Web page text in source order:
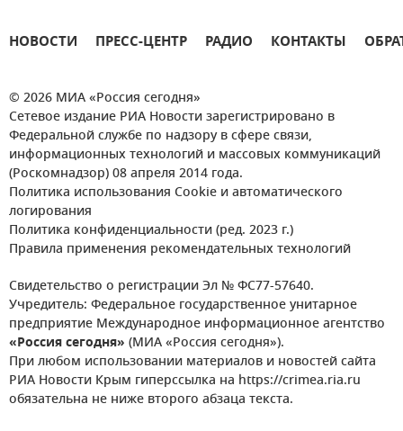
НОВОСТИ ПРЕСС-ЦЕНТР РАДИО КОНТАКТЫ
© 2026 МИА «Россия сегодня»
Сетевое издание РИА Новости зарегистрировано в
Федеральной службе по надзору в сфере связи,
информационных технологий и массовых коммуникаций
(Роскомнадзор) 08 апреля 2014 года.
Политика использования Cookie и автоматического
логирования
Политика конфиденциальности (ред. 2023 г.)
Правила применения рекомендательных технологий
Свидетельство о регистрации Эл № ФС77-57640.
Учредитель: Федеральное государственное унитарное
предприятие Международное информационное агентство
«Россия сегодня» (МИА «Россия сегодня»).
При любом использовании материалов и новостей сайта
РИА Новости Крым гиперссылка на https://crimea.ria.ru
обязательна не ниже второго абзаца текста.